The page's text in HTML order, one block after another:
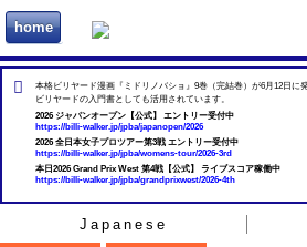
home ビリヲカ
本格ビリヤード漫画『ミドリノバショ』9巻（完結巻）が6月12日に
ビリヤードの入門書としても活用されています。
2026 ジャパンオープン【公式】 エントリー受付中
https://billi-walker.jp/jpba/japanopen/2026
2026 全日本女子プロツアー第3戦 エントリー受付中
https://billi-walker.jp/jpba/womens-tour/2026-3rd
本日2026 Grand Prix West 第4戦【公式】 ライブスコア稼働中
https://billi-walker.jp/jpba/grandprixwest/2026-4th
Japanese